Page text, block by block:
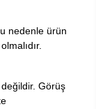
nedenle ürün
Görüş